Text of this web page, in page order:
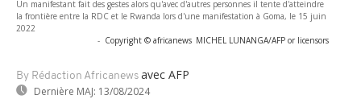
Un manifestant fait des gestes alors qu'avec d'autres personnes il tente d'atteindre
la frontière entre la RDC et le Rwanda lors d'une manifestation à Goma, le 15 juin
2022
- Copyright © africanews MICHEL LUNANGA/AFP or licensors
By Rédaction Africanews avec AFP
Dernière MAJ: 13/08/2024